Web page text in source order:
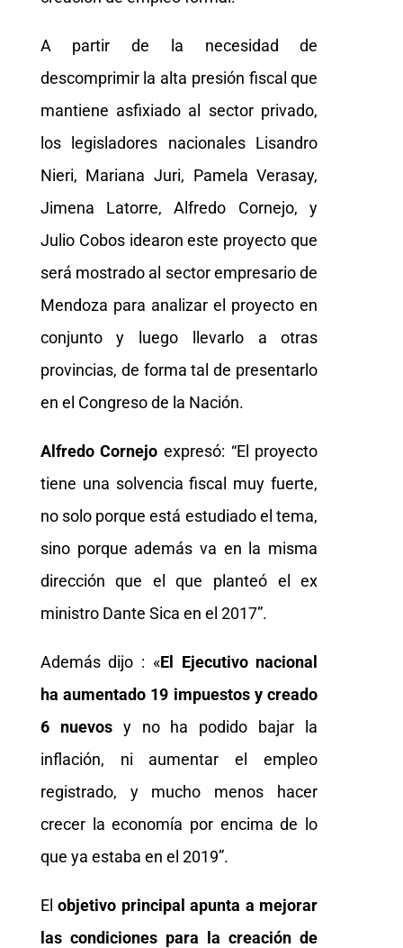
A partir de la necesidad de
descomprimir la alta presión fiscal que
mantiene asfixiado al sector privado,
los legisladores nacionales Lisandro
Nieri, Mariana Juri, Pamela Verasay,
Jimena Latorre, Alfredo Cornejo, y
Julio Cobos idearon este proyecto que
será mostrado al sector empresario de
Mendoza para analizar el proyecto en
conjunto y luego llevarlo a otras
provincias, de forma tal de presentarlo
en el Congreso de la Nación.
Alfredo Cornejo expresó: “El proyecto
tiene una solvencia fiscal muy fuerte,
no solo porque está estudiado el tema,
sino porque además va en la misma
dirección que el que planteó el ex
ministro Dante Sica en el 2017”.
Además dijo : «El Ejecutivo nacional
ha aumentado 19 impuestos y creado
6 nuevosy no ha podido bajar la
inflación, ni aumentar el empleo
registrado, y mucho menos hacer
crecer la economía por encima de lo
que ya estaba en el 2019”.
El objetivo principal apunta a mejorar
las condiciones para la creación de